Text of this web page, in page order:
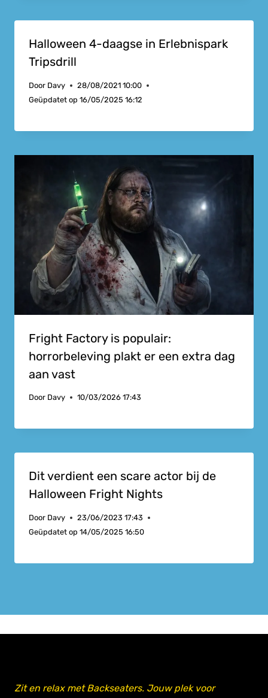
Halloween 4-daagse in Erlebnispark
Tripsdrill
Door Davy
28/08/2021 10:00
Geüpdatet op 16/05/2025 16:12
Fright Factory is populair:
horrorbeleving plakt er een extra dag
aan vast
Door Davy 10/03/2026 17:43
Dit verdient een scare actor bij de
Halloween Fright Nights
Door Davy
23/06/2023 17:43
Geüpdatet op 14/05/2025 16:50
Zit en relax met Backseaters. Jouw plek voor